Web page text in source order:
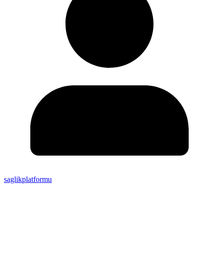
saglikplatformu